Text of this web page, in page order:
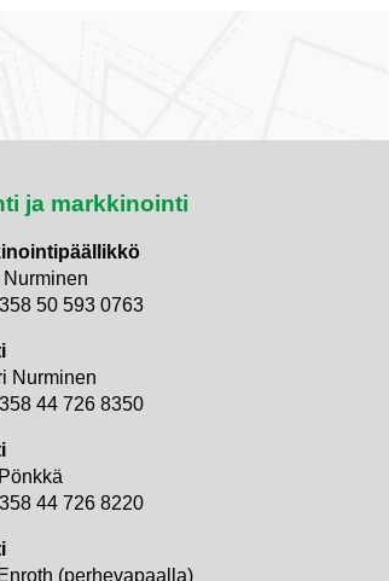
ja markkinointi
50 593 0763
Nurminen
44 726 8350
44 726 8220
(perhevapaalla)